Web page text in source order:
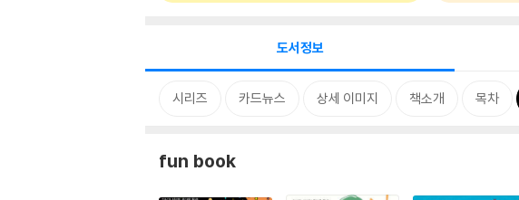
도서정보
시리즈 카드뉴스 상세 이미지 책소개 목차
fun book